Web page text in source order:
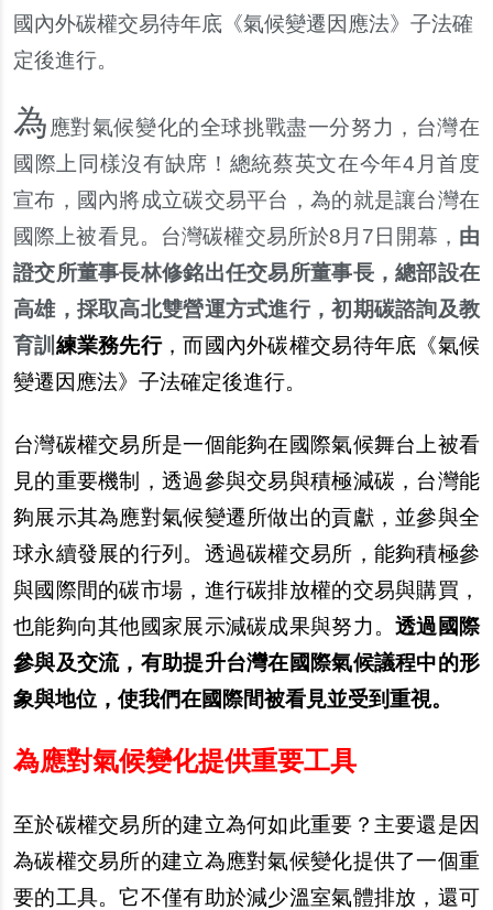
國內外碳權交易待年底《氣候變遷因應法》子法確
定後進行。
為 應對氣候變化的全球挑戰盡一分努力，台灣在
國際上同樣沒有缺席！總統蔡英文在今年4 月首度
宣布，國內將成立碳交易平台，為的就是讓台灣在
國際上被看見。台灣碳權交易所於8 月 7日開幕， 由
證交所董事長林修銘出任交易所董事長，總部設在
高雄，採取高北雙營運方式進行，初期碳諮詢及教
育訓 練業務先行，而國內外碳權交易待年底《氣候
變遷因應法》子法確定後進行。
台灣碳權交易所是一個能夠在國際氣候舞台上被看
見的重要機制，透過參與交易與積極減碳，台灣能
夠展示其為應對氣候變遷所做出的貢獻，並參與全
球永續發展的行列。透過碳權交易所，能夠積極參
與國際間的碳市場，進行碳排放權的交易與購買，
也能夠向其他國家展示減碳成果與努力。透過國際
參與及交流，有助提升台灣在國際氣候議程中的形
象與地位，使我們在國際間被看見並受到重視。
為應對氣候變化提供重要工具
至於碳權交易所的建立為何如此重要？主要還是因
為碳權交易所的建立為應對氣候變化提供了一個重
要的工具。它不僅有助於減少溫室氣體排放，還可